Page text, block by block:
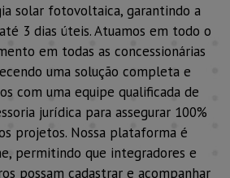
solar fotovoltaica, garantindo a
3 dias úteis. Atuamos em todo o
em todas as concessionárias
uma solução completa e
com uma equipe qualificada de
jurídica para assegurar 100%
projetos. Nossa plataforma é
permitindo que integradores e
possam cadastrar e acompanhar